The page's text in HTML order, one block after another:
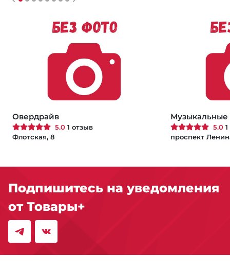
Овердрайв
5.0 1 отзыв
Флотская, 8
Музыкальные
5.0
проспект
Подпишитесь на уведомления
от Товары+